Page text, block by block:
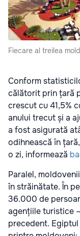
Fiecare al treilea
Conform
călătorit prin țară
crescut cu 41,5%
anului trecut și a
a fost asigurată
odihnească în
o zi, informează
Paralel,
în străinătate. În
36.000 de
agențiile turistice
precedent.